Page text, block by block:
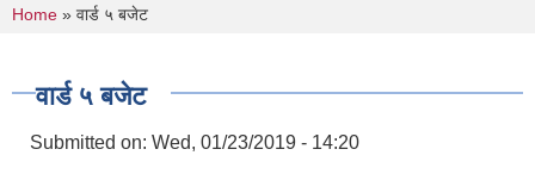
You are here
Home » वार्ड ५ बजेट
वार्ड ५ बजेट
Submitted on: Wed, 01/23/2019 - 14:20